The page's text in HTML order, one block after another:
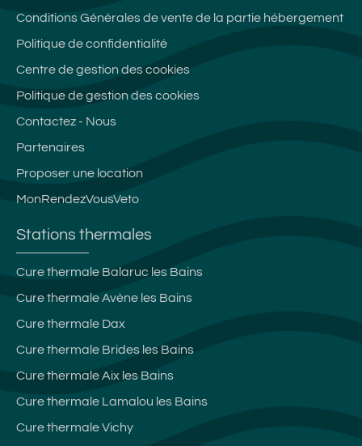
Conditions Générales de vente de la partie hébergement
Politique de confidentialité
Centre de gestion des cookies
Politique de gestion des cookies
Contactez - Nous
Partenaires
Proposer une location
MonRendezVousVeto
Stations thermales
Cure thermale Balaruc les Bains
Cure thermale Avène les Bains
Cure thermale Dax
Cure thermale Brides les Bains
Cure thermale Aix les Bains
Cure thermale Lamalou les Bains
Cure thermale Vichy